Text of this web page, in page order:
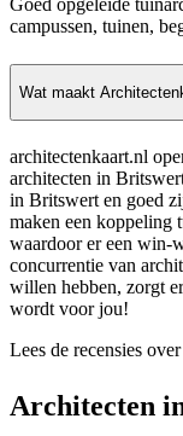
Goed opgeleide
campussen, tuinen,
Wat maakt
architectenkaart.nl
architecten in
in Britswert en goed
maken een koppeling
waardoor er een win-
concurrentie van
willen hebben, zorgt
wordt voor jou!
Lees de recensies over
Architecten